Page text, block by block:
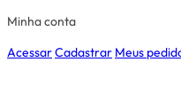
Minha conta
AcessarCadastrar Meus